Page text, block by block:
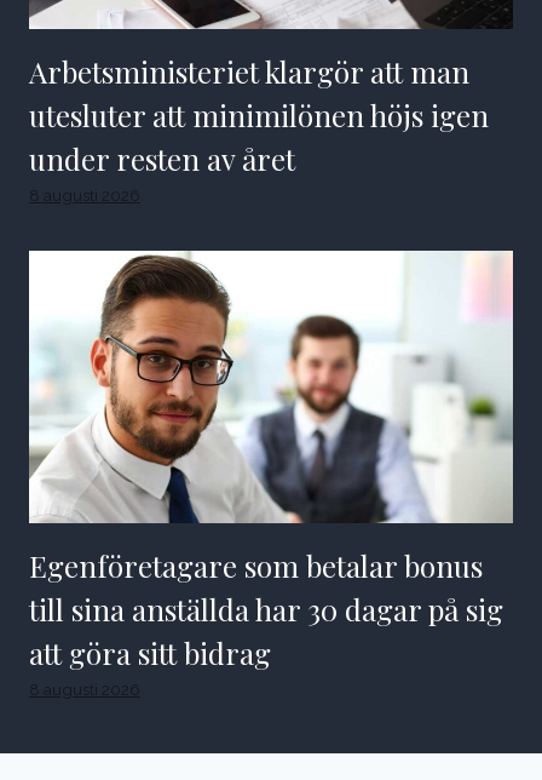
Arbetsministeriet klargör att man
utesluter att minimilönen höjs igen
under resten av året
8 augusti 2026
Egenföretagare som betalar bonus
till sina anställda har 30 dagar på sig
att göra sitt bidrag
8 augusti 2026